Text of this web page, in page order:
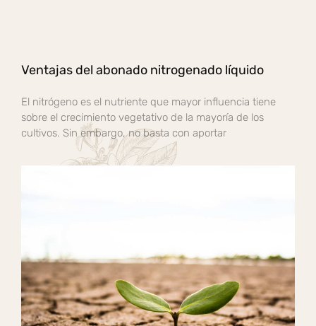
Ventajas del abonado nitrogenado líquido
El nitrógeno es el nutriente que mayor influencia tiene
sobre el crecimiento vegetativo de la mayoría de los
cultivos. Sin embargo, no basta con aportar